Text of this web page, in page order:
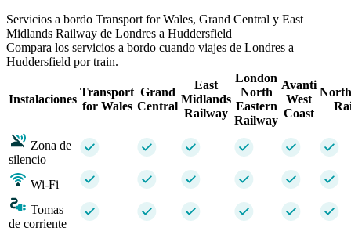
Servicios a bordo Transport for Wales, Grand Central y East
Midlands Railway de Londres a Huddersfield
Compara los servicios a bordo cuando viajes de Londres a
Huddersfield por train.
Instalaciones
Transport
for Wales
Grand
Central
East
Midlands
Railway
London
North
Eastern
Railway
Avanti
West
Coast
Zona de
silencio
Wi-Fi
Tomas
de corriente